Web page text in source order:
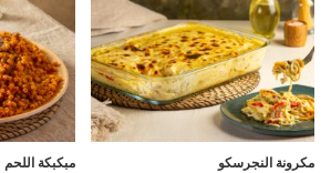
مكرونة النجرسكو مبكبكة اللحم